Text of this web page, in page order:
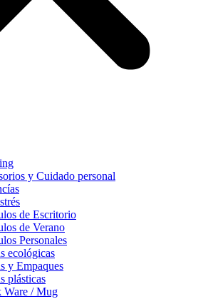
y Cuidado personal
de Escritorio
de Verano
Personales
ecológicas
y Empaques
plásticas
Ware / Mug